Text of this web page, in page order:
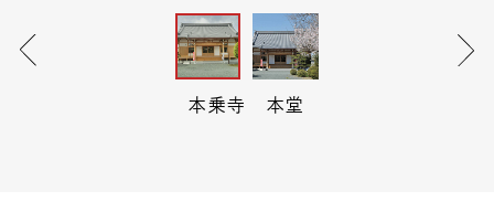
本乗寺 本堂